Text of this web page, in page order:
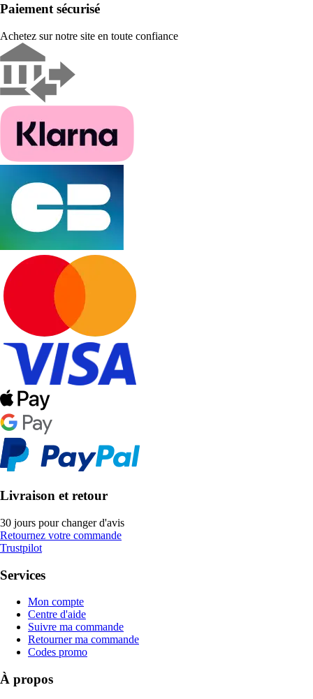
Paiement sécurisé
Achetez sur notre site en toute confiance
Livraison et retour
30 jours pour changer d'avis
Retournez votre commande
Trustpilot
Services
Mon compte
Centre d'aide
Suivre ma commande
Retourner ma commande
Codes promo
À propos